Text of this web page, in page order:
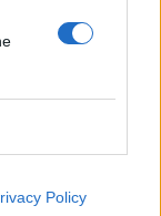
Policy
però il